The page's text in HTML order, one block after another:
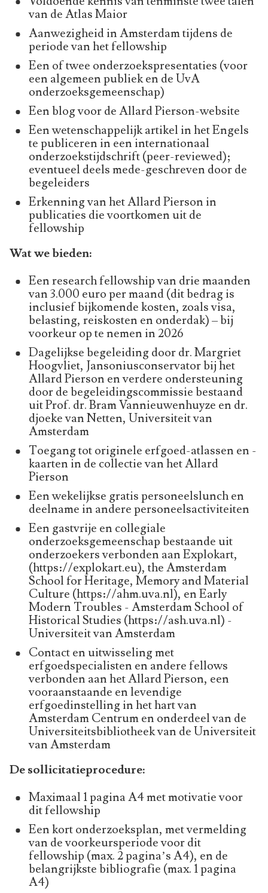
van de Atlas Maior
Aanwezigheid in Amsterdam tijdens de
periode van het fellowship
Een of twee onderzoekspresentaties (voor
een algemeen publiek en de UvA
onderzoeksgemeenschap)
Een blog voor de Allard Pierson-website
Een wetenschappelijk artikel in het Engels
te publiceren in een internationaal
onderzoekstijdschrift (peer-reviewed);
eventueel deels mede-geschreven door de
begeleiders
Erkenning van het Allard Pierson in
publicaties die voortkomen uit de
fellowship
Wat we bieden:
Een research fellowship van drie maanden
van 3.000 euro per maand (dit bedrag is
inclusief bijkomende kosten, zoals visa,
belasting, reiskosten en onderdak) – bij
voorkeur op te nemen in 2026
Dagelijkse begeleiding door dr. Margriet
Hoogvliet, Jansoniusconservator bij het
Allard Pierson en verdere ondersteuning
door de begeleidingscommissie bestaand
uit Prof. dr. Bram Vannieuwenhuyze en dr.
djoeke van Netten, Universiteit van
Amsterdam
Toegang tot originele erfgoed-atlassen en -
kaarten in de collectie van het Allard
Pierson
Een wekelijkse gratis personeelslunch en
deelname in andere personeelsactiviteiten
Een gastvrije en collegiale
onderzoeksgemeenschap bestaande uit
onderzoekers verbonden aan Explokart,
(https://explokart.eu), the Amsterdam
School for Heritage, Memory and Material
Culture (https://ahm.uva.nl), en Early
Modern Troubles - Amsterdam School of
Historical Studies (https://ash.uva.nl) -
Universiteit van Amsterdam
Contact en uitwisseling met
erfgoedspecialisten en andere fellows
verbonden aan het Allard Pierson, een
vooraanstaande en levendige
erfgoedinstelling in het hart van
Amsterdam Centrum en onderdeel van de
Universiteitsbibliotheek van de Universiteit
van Amsterdam
De sollicitatieprocedure:
Maximaal 1 pagina A4 met motivatie voor
dit fellowship
Een kort onderzoeksplan, met vermelding
van de voorkeursperiode voor dit
fellowship (max. 2 pagina’s A4), en de
belangrijkste bibliografie (max. 1 pagina
A4)